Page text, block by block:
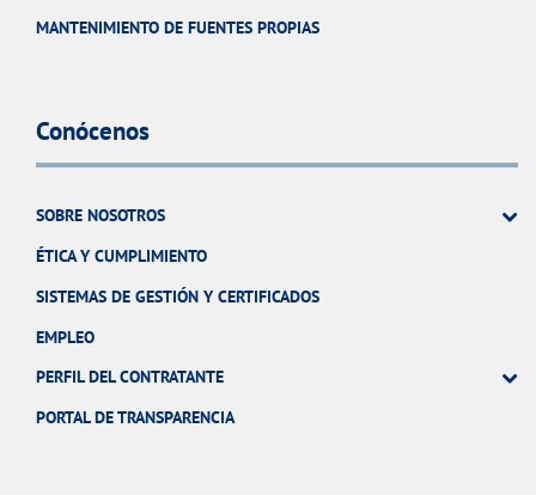
MANTENIMIENTO DE FUENTES PROPIAS
Conócenos
SOBRE NOSOTROS
ÉTICA Y CUMPLIMIENTO
SISTEMAS DE GESTIÓN Y CERTIFICADOS
EMPLEO
PERFIL DEL CONTRATANTE
PORTAL DE TRANSPARENCIA